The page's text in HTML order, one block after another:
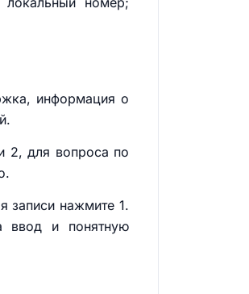
информация о
2, для вопроса по
записи нажмите 1.
ввод и понятную